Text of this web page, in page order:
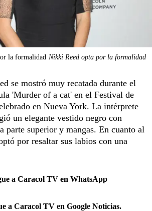
la formalidad Nikki Reed opta por la formalidad
se mostró muy recatada durante el
'Murder of a cat' en el Festival de
en Nueva York. La intérprete
un elegante vestido negro con
parte superior y mangas. En cuanto al
por resaltar sus labios con una
a Caracol TV en WhatsApp
a Caracol TV en Google Noticias.